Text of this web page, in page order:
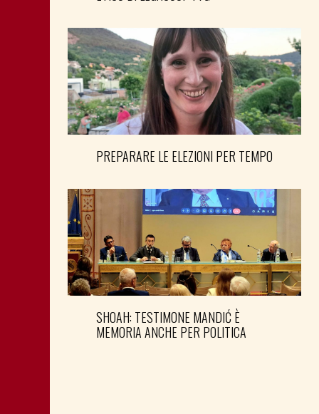
PREPARARE LE ELEZIONI PER TEMPO
SHOAH: TESTIMONE MANDIĆ È
MEMORIA ANCHE PER POLITICA